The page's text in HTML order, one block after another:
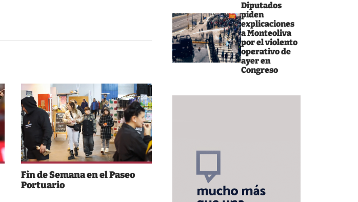
Diputados
piden
explicaciones
a Monteoliva
por el violento
operativo de
ayer en
Congreso
Fin de Semana en el Paseo
Portuario